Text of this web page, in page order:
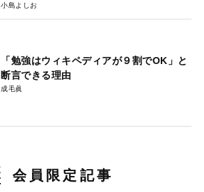
小島よしお
「勉強はウィキペディアが９割でOK」と
断言できる理由
成毛眞
会員限定記事